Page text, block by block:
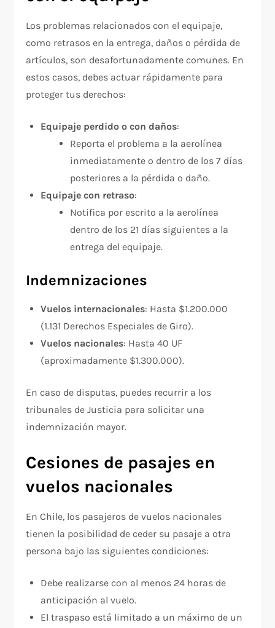
Los problemas relacionados con el equipaje,
como retrasos en la entrega, daños o pérdida de
artículos, son desafortunadamente comunes. En
estos casos, debes actuar rápidamente para
proteger tus derechos:
Equipaje perdido o con daños:
Reporta el problema a la aerolínea
inmediatamente o dentro de los 7 días
posteriores a la pérdida o daño.
Equipaje con retraso:
Notifica por escrito a la aerolínea
dentro de los 21 días siguientes a la
entrega del equipaje.
Indemnizaciones
Vuelos internacionales: Hasta $1.200.000
(1.131 Derechos Especiales de Giro).
Vuelos nacionales: Hasta 40 UF
(aproximadamente $1.300.000).
En caso de disputas, puedes recurrir a los
tribunales de Justicia para solicitar una
indemnización mayor.
Cesiones de pasajes en
vuelos nacionales
En Chile, los pasajeros de vuelos nacionales
tienen la posibilidad de ceder su pasaje a otra
persona bajo las siguientes condiciones:
Debe realizarse con al menos 24 horas de
anticipación al vuelo.
El traspaso está limitado a un máximo de un